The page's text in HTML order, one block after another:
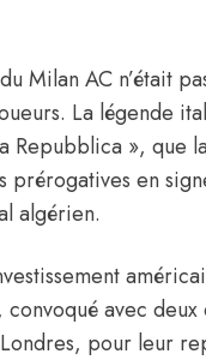
Milan AC n’était
La légende
Repubblica », que
en
algérien.
convoqué avec deux
Londres, pour leur